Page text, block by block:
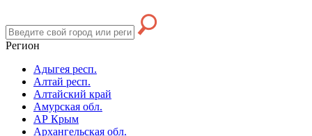
Регион
Адыгея респ.
Алтай респ.
Алтайский край
Амурская обл.
АР Крым
Архангельская обл.